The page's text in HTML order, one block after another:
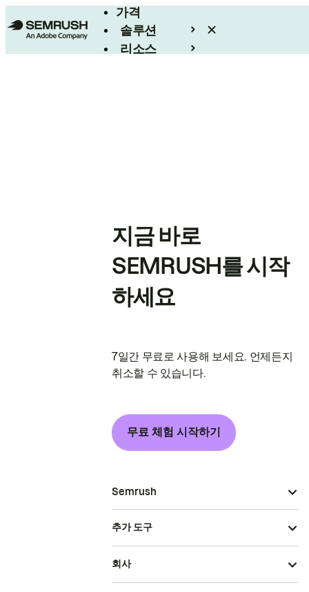
가격
솔루션
리소스
지금 바로
SEMRUSH를 시작
하세요
7일간 무료로 사용해 보세요. 언제든지
취소할 수 있습니다.
무료 체험 시작하기
Semrush
추가 도구
회사